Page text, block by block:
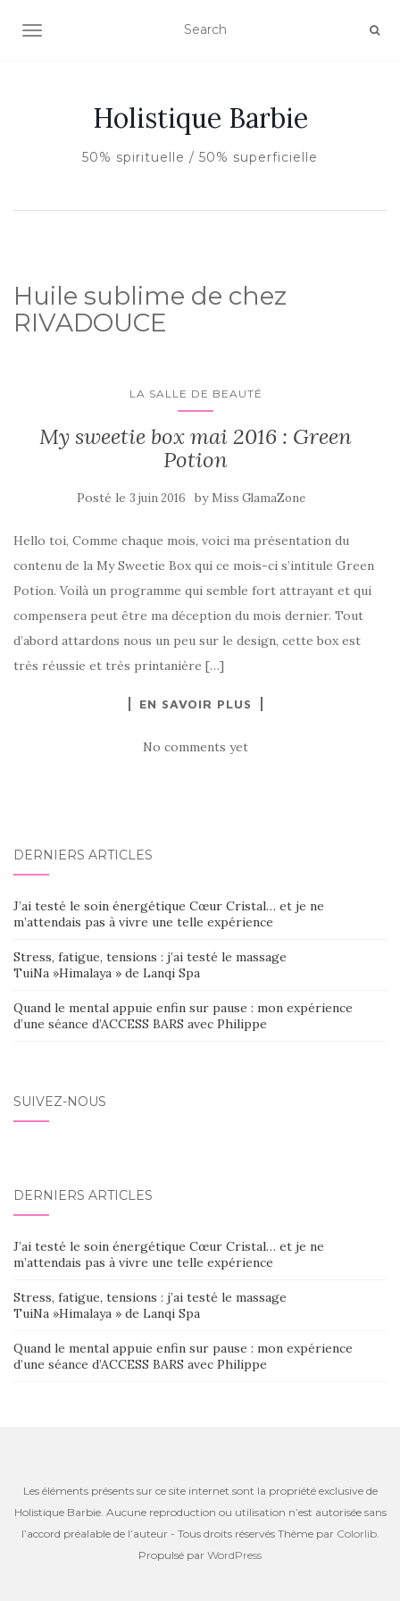
AFFICHER/MASQUER LA NAVIGATION
Holistique Barbie
50% spirituelle / 50% superficielle
Huile sublime de chez
RIVADOUCE
LA SALLE DE BEAUTÉ
My sweetie box mai 2016 : Green
Potion
Posté le 3 juin 2016 by Miss GlamaZone
Hello toi, Comme chaque mois, voici ma présentation du
contenu de la My Sweetie Box qui ce mois-ci s’intitule Green
Potion. Voilà un programme qui semble fort attrayant et qui
compensera peut être ma déception du mois dernier. Tout
d’abord attardons nous un peu sur le design, cette box est
très réussie et très printanière […]
EN SAVOIR PLUS
No comments yet
DERNIERS ARTICLES
J’ai testé le soin énergétique Cœur Cristal… et je ne
m’attendais pas à vivre une telle expérience
Stress, fatigue, tensions : j’ai testé le massage
TuiNa »Himalaya » de Lanqi Spa
Quand le mental appuie enfin sur pause : mon expérience
d’une séance d’ACCESS BARS avec Philippe
SUIVEZ-NOUS
DERNIERS ARTICLES
J’ai testé le soin énergétique Cœur Cristal… et je ne
m’attendais pas à vivre une telle expérience
Stress, fatigue, tensions : j’ai testé le massage
TuiNa »Himalaya » de Lanqi Spa
Quand le mental appuie enfin sur pause : mon expérience
d’une séance d’ACCESS BARS avec Philippe
Les éléments présents sur ce site internet sont la propriété exclusive de
Holistique Barbie. Aucune reproduction ou utilisation n’est autorisée sans
l’accord préalable de l’auteur - Tous droits réservés Thème par Colorlib.
Propulsé par WordPress